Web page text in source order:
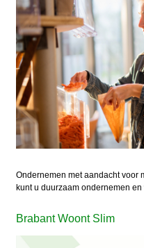
Ondernemen met aandacht voor
kunt u duurzaam ondernemen
Brabant Woont Slim